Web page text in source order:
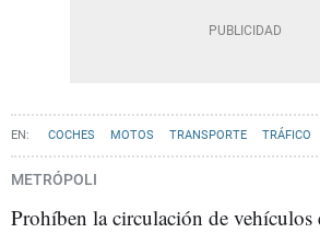
COCHES MOTOS TRANSPORTE TRÁFICO
GRAN BARCELONA
METRÓPOLI
Prohíben la circulación de vehículos